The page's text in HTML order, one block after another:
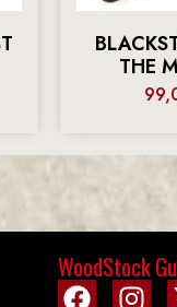
THE
WoodStock